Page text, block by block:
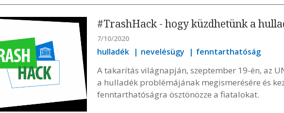
#TrashHack - hogy küzdhetünk a
7/10/2020
hulladék nevelésügy fenntarthatóság
A takarítás világnapján, szeptember 19-én, az
a hulladék problémájának megismerésére és
fenntarthatóságra ösztönözze a fiatalokat.